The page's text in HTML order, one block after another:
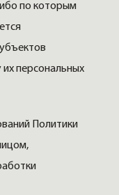
по которым
персональных
Политики